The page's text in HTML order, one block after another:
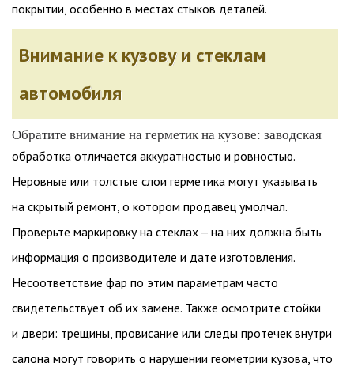
покрытии, особенно в местах стыков деталей.
Внимание к кузову и стеклам
автомобиля
Обратите внимание на герметик на кузове: заводская
обработка отличается аккуратностью и ровностью.
Неровные или толстые слои герметика могут указывать
на скрытый ремонт, о котором продавец умолчал.
Проверьте маркировку на стеклах — на них должна быть
информация о производителе и дате изготовления.
Несоответствие фар по этим параметрам часто
свидетельствует об их замене. Также осмотрите стойки
и двери: трещины, провисание или следы протечек внутри
салона могут говорить о нарушении геометрии кузова, что